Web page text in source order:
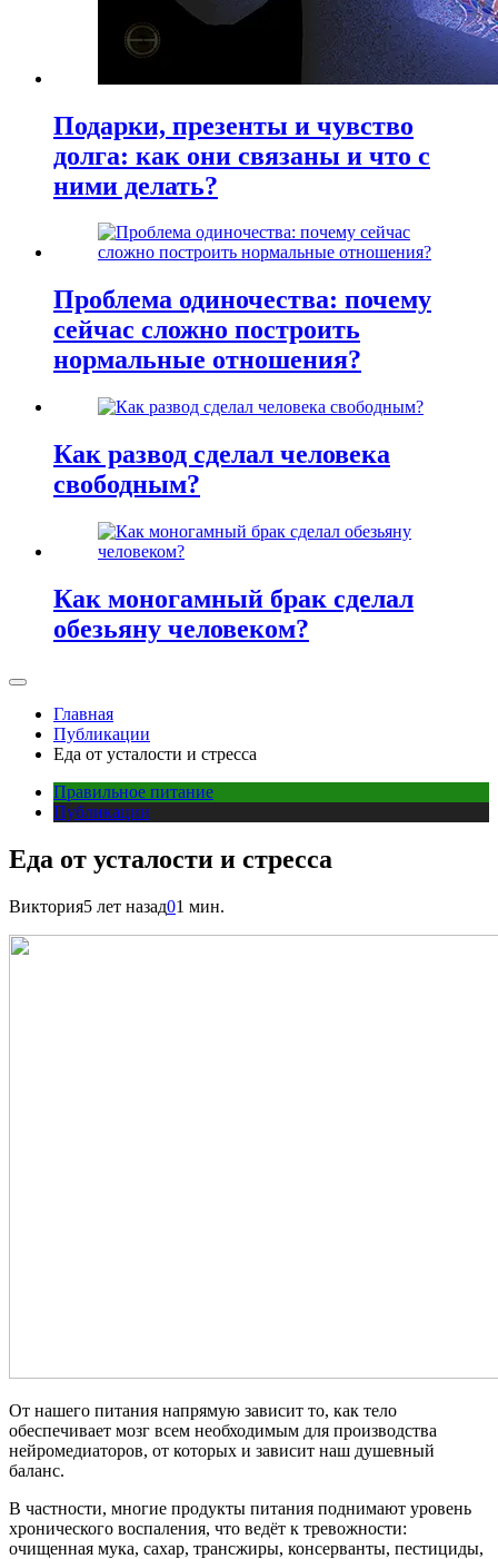
Подарки, презенты и чувство
долга: как они связаны и что с
ними делать?
Проблема одиночества: почему
сейчас сложно построить
нормальные отношения?
Как развод сделал человека
свободным?
Как моногамный брак сделал
обезьяну человеком?
Главная
Публикации
Еда от усталости и стресса
Правильное питание
Публикации
Еда от усталости и стресса
Виктория5 лет назад01 мин.
От нашего питания напрямую зависит то, как тело
обеспечивает мозг всем необходимым для производства
нейромедиаторов, от которых и зависит наш душевный
баланс.
В частности, многие продукты питания поднимают уровень
хронического воспаления, что ведёт к тревожности:
очищенная мука, сахар, трансжиры, консерванты, пестициды,